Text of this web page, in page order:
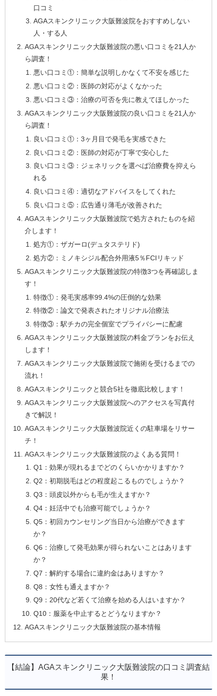
口コミ
AGAスキンクリニック大阪難波院をおすすめしない
人・する人
AGAスキンクリニック大阪難波院の悪い口コミを21人か
ら調査！
悪い口コミ①：簡単な説明しかなくて不安を感じた
悪い口コミ②：医師の対応がよくなかった
悪い口コミ③：治療の可否を先に教えてほしかった
AGAスキンクリニック大阪難波院の良い口コミを21人か
ら調査！
良い口コミ①：3ヶ月目で発毛を実感できた
良い口コミ②：医師の対応が丁寧で安心した
良い口コミ③：ジェネリックを選べば治療費を抑えら
れる
良い口コミ④：適切なアドバイスをしてくれた
良い口コミ⑤：広告通り薄毛が改善された
AGAスキンクリニック大阪難波院で処方されたものを紹
介します！
処方①：ザガーロ(デュタステリド)
処方②：ミノキシジル配合外用液5％FCIリキッド
AGAスキンクリニック大阪難波院の特徴3つを再確認しま
す！
特徴①：発毛実感率99.4%の圧倒的な効果
特徴②：論文で発表されたオリジナル治療法
特徴③：駅チカの完全個室でプライバシーに配慮
AGAスキンクリニック大阪難波院の料金プランをお伝え
します！
AGAスキンクリニック大阪難波院で施術を受けるまでの
流れ！
AGAスキンクリニックと競合5社を徹底比較します！
AGAスキンクリニック大阪難波院へのアクセスを写真付
きで解説！
AGAスキンクリニック大阪難波院近くの駐車場をリサー
チ！
AGAスキンクリニック大阪難波院のよくある質問！
Q1：効果が現れるまでどのくらいかかりますか？
Q2：初期脱毛はどの程度起こるものでしょうか？
Q3：頭皮以外からも毛が生えますか？
Q4：妊活中でも治療可能でしょうか？
Q5：初回カウンセリング当日から治療ができます
か？
Q6：治療して発⽑効果が得られないことはあります
か？
Q7：解約する場合に違約金はありますか？
Q8：女性も通えますか？
Q9：20代など若くて治療を始める人はいますか？
Q10：服薬を中止するとどうなりますか？
AGAスキンクリニック大阪難波院の基本情報
【結論】AGAスキンクリニック大阪難波院の口コミ調査結
果！